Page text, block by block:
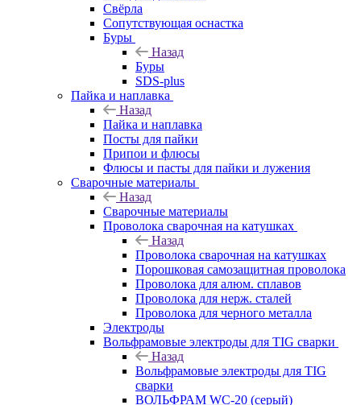
Свёрла
Сопутствующая оснастка
Буры
Назад
Буры
SDS-plus
Пайка и наплавка
Назад
Пайка и наплавка
Посты для пайки
Припои и флюсы
Флюсы и пасты для пайки и лужения
Сварочные материалы
Назад
Сварочные материалы
Проволока сварочная на катушках
Назад
Проволока сварочная на катушках
Порошковая самозащитная проволока
Проволока для алюм. сплавов
Проволока для нерж. сталей
Проволока для черного металла
Электроды
Вольфрамовые электроды для TIG сварки
Назад
Вольфрамовые электроды для TIG
сварки
ВОЛЬФРАМ WC-20 (серый)